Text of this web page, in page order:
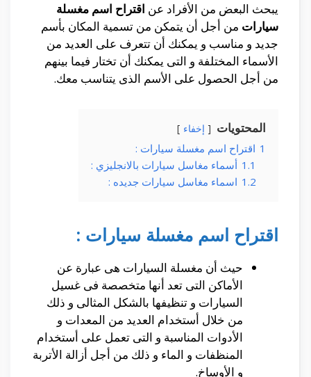
يبحث البعض من الأفراد عن اقتراح اسم مغسلة
سيارات من أجل أن يتمكن من تسمية المكان بأسم
جديد و مناسب و يمكنك أن تتعرف على العديد من
الأسماء المختلفة و التى يمكنك أن تختار فيما بينهم
من أجل الحصول على الأسم الذى يتناسب معك.
المحتويات إخفاء
1 اقتراح اسم مغسلة سيارات :
1.1 أسماء مغاسل سيارات بالانجليزي :
1.2 اسماء مغاسل سيارات جديده :
اقتراح اسم مغسلة سيارات :
حيث أن مغسلة السيارات هى عبارة عن
الأماكن التى تعد أنها متخصصة فى غسيل
السيارات و تنظيفها بالشكل المثالى و ذلك
من خلال أستخدام العديد من المعدات و
الأدوات المناسبة و التى تعمل على أستخدام
المنظفات و الماء و ذلك من أجل أزالة الأتربة
و الأوساخ.